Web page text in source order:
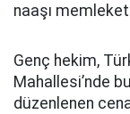
naaşı
Genç hekim,
Mahallesi’nde
düzenlenen